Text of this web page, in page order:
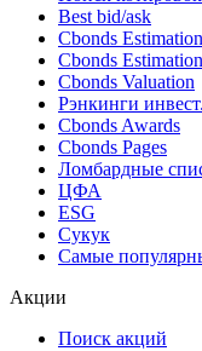
Поиск
Поиск
Ближайшие
Поиск котировок
Best bid/ask
Cbonds Estimation
Cbonds Estimation
Cbonds Valuation
Рэнкинги
Cbonds Awards
Cbonds Pages
Ломбардные
ESG
Самые